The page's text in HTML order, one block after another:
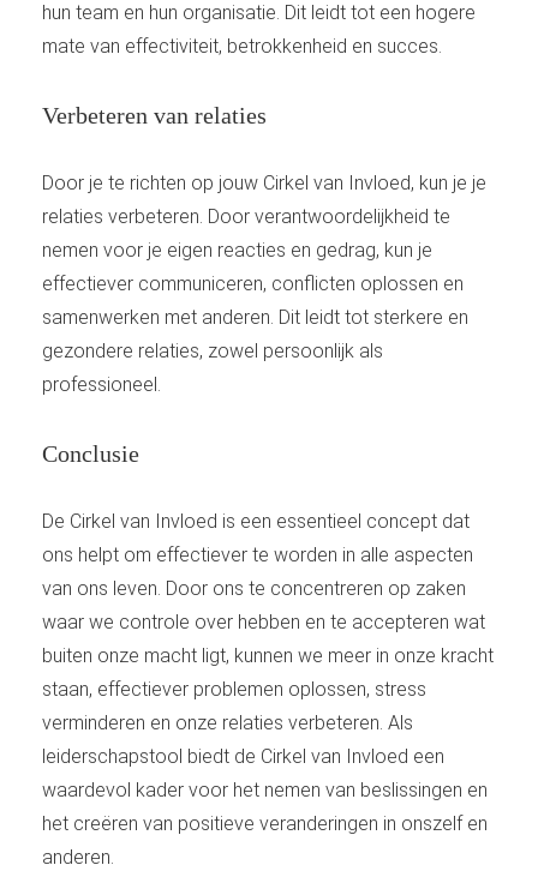
hun team en hun organisatie. Dit leidt tot een hogere
mate van effectiviteit, betrokkenheid en succes.
Verbeteren van relaties
Door je te richten op jouw Cirkel van Invloed, kun je je
relaties verbeteren. Door verantwoordelijkheid te
nemen voor je eigen reacties en gedrag, kun je
effectiever communiceren, conflicten oplossen en
samenwerken met anderen. Dit leidt tot sterkere en
gezondere relaties, zowel persoonlijk als
professioneel.
Conclusie
De Cirkel van Invloed is een essentieel concept dat
ons helpt om effectiever te worden in alle aspecten
van ons leven. Door ons te concentreren op zaken
waar we controle over hebben en te accepteren wat
buiten onze macht ligt, kunnen we meer in onze kracht
staan, effectiever problemen oplossen, stress
verminderen en onze relaties verbeteren. Als
leiderschapstool biedt de Cirkel van Invloed een
waardevol kader voor het nemen van beslissingen en
het creëren van positieve veranderingen in onszelf en
anderen.